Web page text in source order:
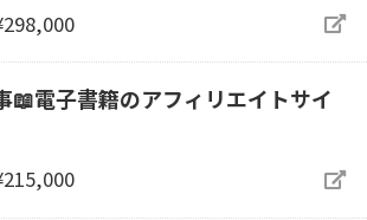
📖電子書籍のアフィリエイトサイ